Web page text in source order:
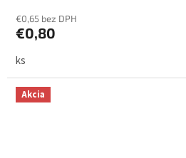
€0,65 bez DPH
€0,80
ks
Akcia